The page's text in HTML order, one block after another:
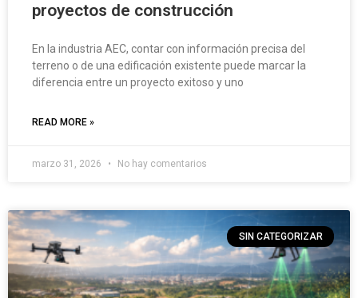
proyectos de construcción
En la industria AEC, contar con información precisa del
terreno o de una edificación existente puede marcar la
diferencia entre un proyecto exitoso y uno
READ MORE »
marzo 31, 2026 No hay comentarios
SIN CATEGORIZAR